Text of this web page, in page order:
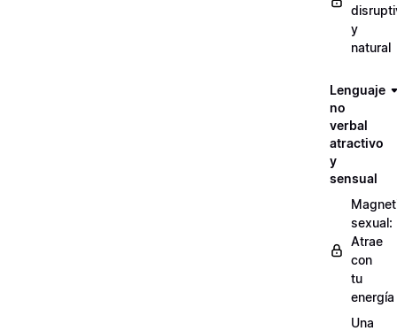
y
natural
Lenguaje
no
verbal
atractivo
y
sensual
sexual:
Atrae
con
tu
energía
Una